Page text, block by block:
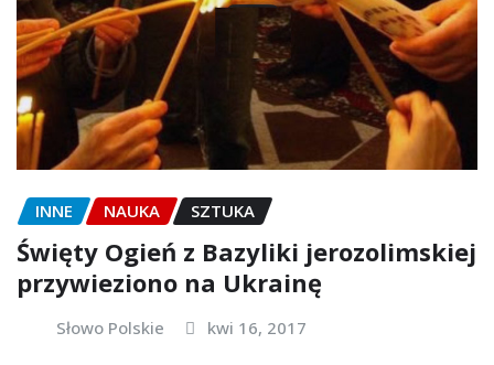
INNE NAUKA SZTUKA
Święty Ogień z Bazyliki jerozolimskiej
przywieziono na Ukrainę
Słowo Polskie kwi 16, 2017